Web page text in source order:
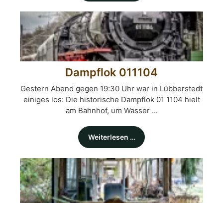
Dampflok 011104
Gestern Abend gegen 19:30 Uhr war in Lübberstedt
einiges los: Die historische Dampflok 01 1104 hielt
am Bahnhof, um Wasser ...
Weiterlesen …